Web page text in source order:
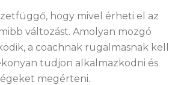
hogy mivel érheti el az
változást. Amolyan mozgó
a coachnak rugalmasnak kell
tudjon alkalmazkodni és
megérteni.